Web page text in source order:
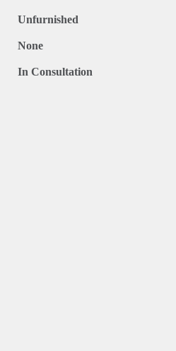
Unfurnished
None
In Consultation